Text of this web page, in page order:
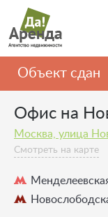
Перейти
основному
содержанию
Объект сдан
Офис на
Москва, улица
Смотреть на карте